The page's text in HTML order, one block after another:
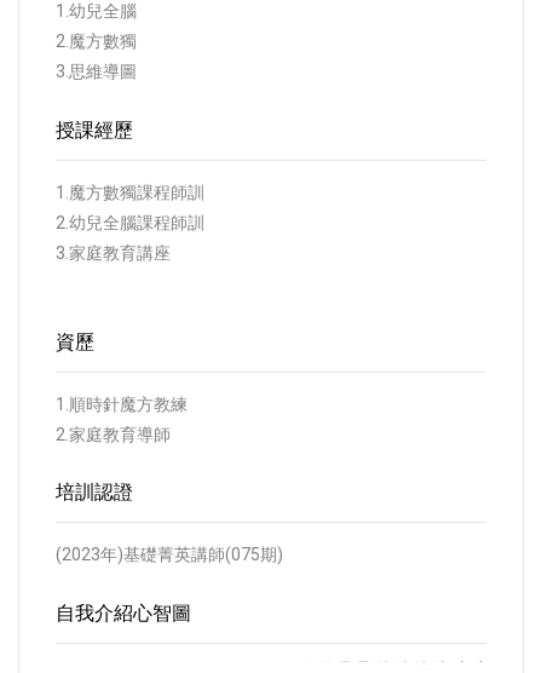
1.幼兒全腦
2.魔方數獨
3.思維導圖
授課經歷
1.魔方數獨課程師訓
2.幼兒全腦課程師訓
3.家庭教育講座
資歷
1.順時針魔方教練
2.家庭教育導師
培訓認證
(2023年)基礎菁英講師(075期)
自我介紹心智圖